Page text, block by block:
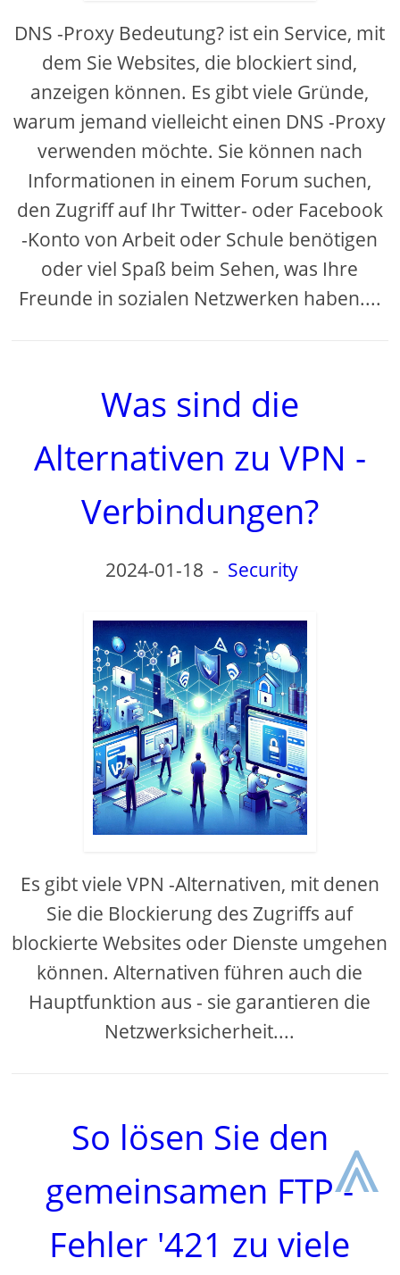
DNS -Proxy Bedeutung? ist ein Service, mit
dem Sie Websites, die blockiert sind,
anzeigen können. Es gibt viele Gründe,
warum jemand vielleicht einen DNS -Proxy
verwenden möchte. Sie können nach
Informationen in einem Forum suchen,
den Zugriff auf Ihr Twitter- oder Facebook
-Konto von Arbeit oder Schule benötigen
oder viel Spaß beim Sehen, was Ihre
Freunde in sozialen Netzwerken haben....
Was sind die
Alternativen zu VPN -
Verbindungen?
2024-01-18 - Security
Es gibt viele VPN -Alternativen, mit denen
Sie die Blockierung des Zugriffs auf
blockierte Websites oder Dienste umgehen
können. Alternativen führen auch die
Hauptfunktion aus - sie garantieren die
Netzwerksicherheit....
So lösen Sie den
gemeinsamen FTP -
Fehler '421 zu viele
⩓